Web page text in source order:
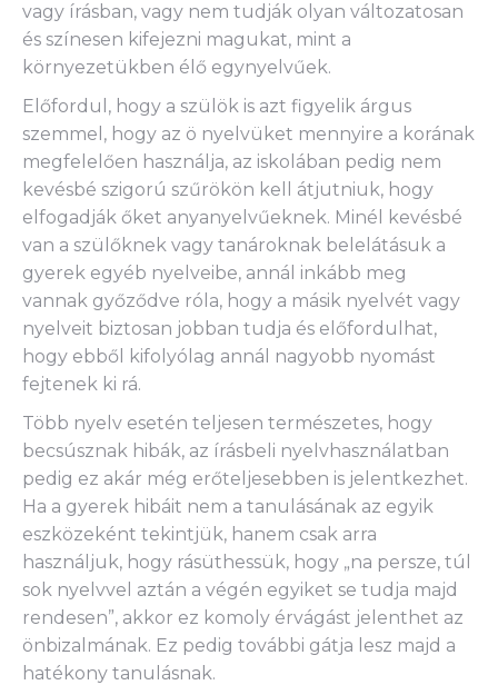
vagy írásban, vagy nem tudják olyan változatosan
és színesen kifejezni magukat, mint a
környezetükben élő egynyelvűek.
Előfordul, hogy a szülök is azt figyelik árgus
szemmel, hogy az ö nyelvüket mennyire a korának
megfelelően használja, az iskolában pedig nem
kevésbé szigorú szűrökön kell átjutniuk, hogy
elfogadják őket anyanyelvűeknek. Minél kevésbé
van a szülőknek vagy tanároknak belelátásuk a
gyerek egyéb nyelveibe, annál inkább meg
vannak győződve róla, hogy a másik nyelvét vagy
nyelveit biztosan jobban tudja és előfordulhat,
hogy ebből kifolyólag annál nagyobb nyomást
fejtenek ki rá.
Több nyelv esetén teljesen természetes, hogy
becsúsznak hibák, az írásbeli nyelvhasználatban
pedig ez akár még erőteljesebben is jelentkezhet.
Ha a gyerek hibáit nem a tanulásának az egyik
eszközeként tekintjük, hanem csak arra
használjuk, hogy rásüthessük, hogy „na persze, túl
sok nyelvvel aztán a végén egyiket se tudja majd
rendesen”, akkor ez komoly érvágást jelenthet az
önbizalmának. Ez pedig további gátja lesz majd a
hatékony tanulásnak.